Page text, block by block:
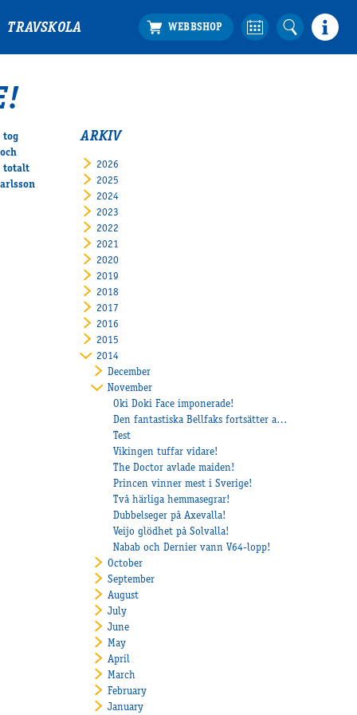
TRAVSKOLA
tog
totalt
ARKIV
2026
2025
2024
2023
2022
2021
2020
2019
2018
2017
2016
2015
2014
December
November
Oki Doki Face imponerade!
Den fantastiska Bellfaks fortsätter att vinna!
Test
Vikingen tuffar vidare!
The Doctor avlade maiden!
Princen vinner mest i Sverige!
Två härliga hemmasegrar!
Dubbelseger på Axevalla!
Veijo glödhet på Solvalla!
Nabab och Dernier vann V64-lopp!
October
September
August
July
June
May
April
March
February
January